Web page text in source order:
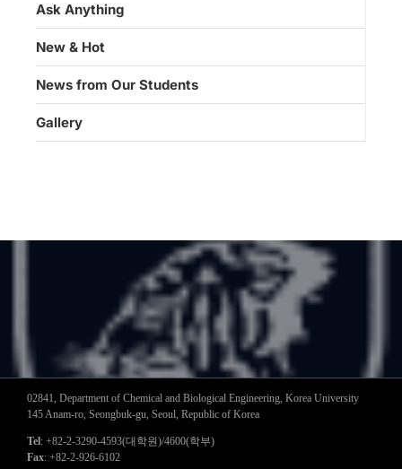
Ask Anything
New & Hot
News from Our Students
Gallery
02841, Department of Chemical and Biological Engineering, Korea University
145 Anam-ro, Seongbuk-gu, Seoul, Republic of Korea
Tel: +82-2-3290-4593(대학원)/4600(학부)
Fax: +82-2-926-6102